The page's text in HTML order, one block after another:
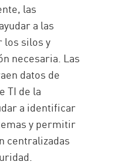
las
a las
los silos y
necesaria. Las
datos de
TI de la
a identificar
y permitir
centralizadas